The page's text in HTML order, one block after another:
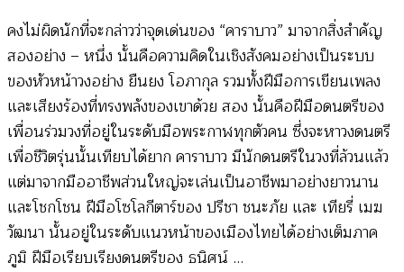
คงไม่ผิดนักที่จะกล่าวว่าจุดเด่นของ “คาราบาว” มาจากสิ่งสำคัญ
สองอย่าง – หนึ่ง นั้นคือความคิดในเชิงสังคมอย่างเป็นระบบ
ของหัวหน้าวงอย่าง ยืนยง โอภากุล รวมทั้งฝีมือการเขียนเพลง
และเสียงร้องที่ทรงพลังของเขาด้วย สอง นั้นคือฝีมือดนตรีของ
เพื่อนร่วมวงที่อยู่ในระดับมือพระกาฬทุกตัวคน ซึ่งจะหาวงดนตรี
เพื่อชีวิตรุ่นนั้นเทียบได้ยาก คาราบาว มีนักดนตรีในวงที่ล้วนแล้ว
แต่มาจากมืออาชีพส่วนใหญ่จะเล่นเป็นอาชีพมาอย่างยาวนาน
และโชกโชน ฝีมือโซโลกีตาร์ของ ปรีชา ชนะภัย และ เทียรี่ เมฆ
วัฒนา นั้นอยู่ในระดับแนวหน้าของเมืองไทยได้อย่างเต็มภาค
ภูมิ ฝีมือเรียบเรียงดนตรีของ ธนิศน์ …